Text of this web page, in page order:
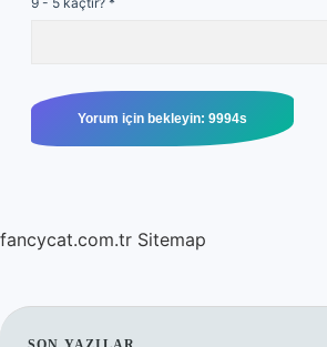
fancycat.com.tr Sitemap